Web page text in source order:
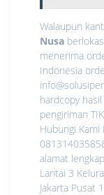
Walaupun
Nusa
menerima
Indonesia
hardcopy
pengiriman
Hubungi
alamat
Lantai 3
Jakarta Pusat